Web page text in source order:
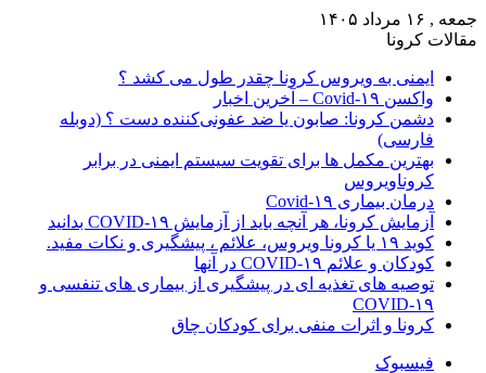
جمعه , ۱۶ مرداد ۱۴۰۵
مقالات کرونا
ایمنی به ویروس کرونا چقدر طول می کشد ؟
واکسن Covid-۱۹ – آخرین اخبار
دشمن کرونا: صابون یا ضد عفونی‌کننده دست ؟ (دوبله
فارسی)
بهترین مکمل ها برای تقویت سیستم ایمنی در برابر
کروناویروس
درمان بیماری Covid-۱۹
آزمایش کرونا، هر آنچه باید از آزمایش COVID-۱۹ بدانید
کوید ۱۹ یا کرونا ویروس، علائم ، پیشگیری و نکات مفید.
کودکان و علائم COVID-۱۹ در آنها
توصیه های تغذیه ای در پیشگیری از بیماری های تنفسی و
COVID-۱۹
کرونا و اثرات منفی برای کودکان چاق
فیسبوک